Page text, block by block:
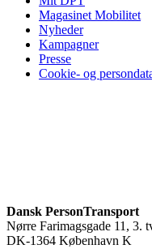
Magasinet Mobilitet
Nyheder
Kampagner
Presse
Cookie- og
Dansk PersonTransport
Nørre Farimagsgade 11, 3.
DK-1364 København K